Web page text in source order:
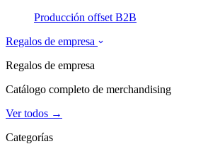
Producción offset B2B
Regalos de empresa
Regalos de empresa
Catálogo completo de merchandising
Ver todos →
Categorías